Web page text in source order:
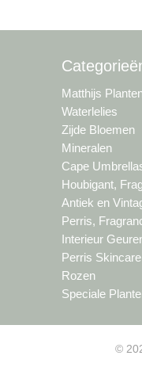
Matthijs
Waterlelies
Zijde Bloemen
Mineralen
Cape
Houbigant,
Antiek en
Perris,
Interieur
Perris Skincare
Rozen
Speciale
©